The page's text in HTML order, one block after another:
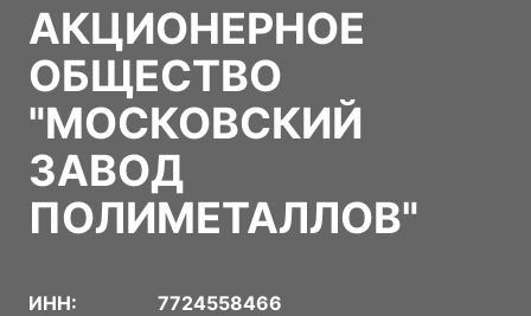
АКЦИОНЕРНОЕ
ОБЩЕСТВО
"МОСКОВСКИЙ
ЗАВОД
ПОЛИМЕТАЛЛОВ"
ИНН:
7724558466